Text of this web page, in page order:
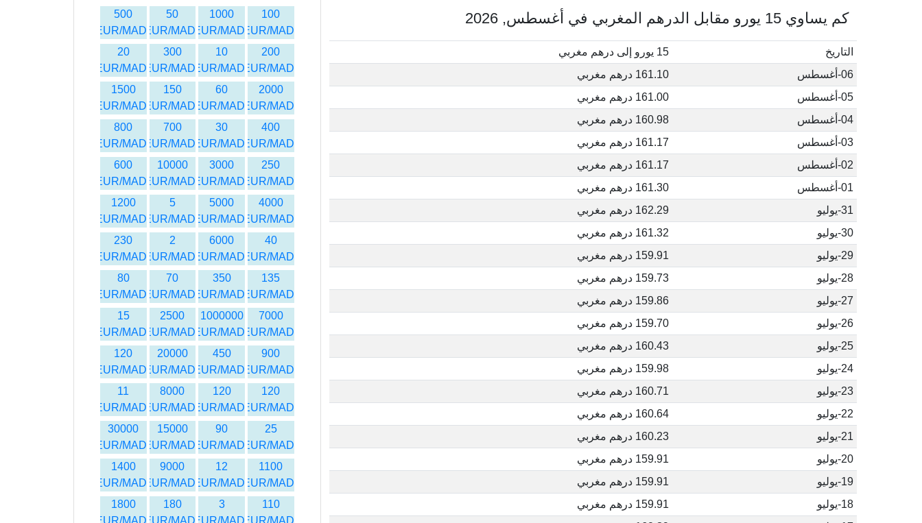
كم يساوي 15 يورو مقابل الدرهم المغربي في أغسطس, 2026
التاريخ
15 يورو إلى درهم مغربي
06-أغسطس
161.10 درهم مغربي
05-أغسطس
161.00 درهم مغربي
04-أغسطس
160.98 درهم مغربي
03-أغسطس
161.17 درهم مغربي
02-أغسطس
161.17 درهم مغربي
01-أغسطس
161.30 درهم مغربي
31-يوليو
162.29 درهم مغربي
30-يوليو
161.32 درهم مغربي
29-يوليو
159.91 درهم مغربي
28-يوليو
159.73 درهم مغربي
27-يوليو
159.86 درهم مغربي
26-يوليو
159.70 درهم مغربي
25-يوليو
160.43 درهم مغربي
24-يوليو
159.98 درهم مغربي
23-يوليو
160.71 درهم مغربي
22-يوليو
160.64 درهم مغربي
21-يوليو
160.23 درهم مغربي
20-يوليو
159.91 درهم مغربي
19-يوليو
159.91 درهم مغربي
18-يوليو
159.91 درهم مغربي
100
EUR/MAD
1000
EUR/MAD
50
EUR/MAD
500
EUR/MAD
200
EUR/MAD
10
EUR/MAD
300
EUR/MAD
20
EUR/MAD
2000
EUR/MAD
60
EUR/MAD
150
EUR/MAD
1500
EUR/MAD
400
EUR/MAD
30
EUR/MAD
700
EUR/MAD
800
EUR/MAD
250
EUR/MAD
3000
EUR/MAD
10000
EUR/MAD
600
EUR/MAD
4000
EUR/MAD
5000
EUR/MAD
5
EUR/MAD
1200
EUR/MAD
40
EUR/MAD
6000
EUR/MAD
2
EUR/MAD
230
EUR/MAD
135
EUR/MAD
350
EUR/MAD
70
EUR/MAD
80
EUR/MAD
7000
EUR/MAD
1000000
EUR/MAD
2500
EUR/MAD
15
EUR/MAD
900
EUR/MAD
450
EUR/MAD
20000
EUR/MAD
120
EUR/MAD
120
EUR/MAD
120
EUR/MAD
8000
EUR/MAD
11
EUR/MAD
25
EUR/MAD
90
EUR/MAD
15000
EUR/MAD
30000
EUR/MAD
1100
EUR/MAD
12
EUR/MAD
9000
EUR/MAD
1400
EUR/MAD
110
EUR/MAD
3
EUR/MAD
180
EUR/MAD
1800
EUR/MAD